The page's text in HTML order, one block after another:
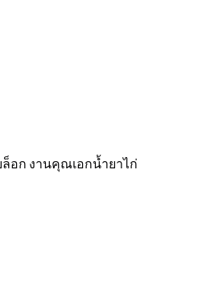
อก งานคุณเอกน้ำยาไก่